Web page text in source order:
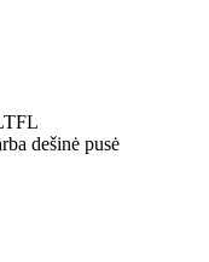
dešinė pusė